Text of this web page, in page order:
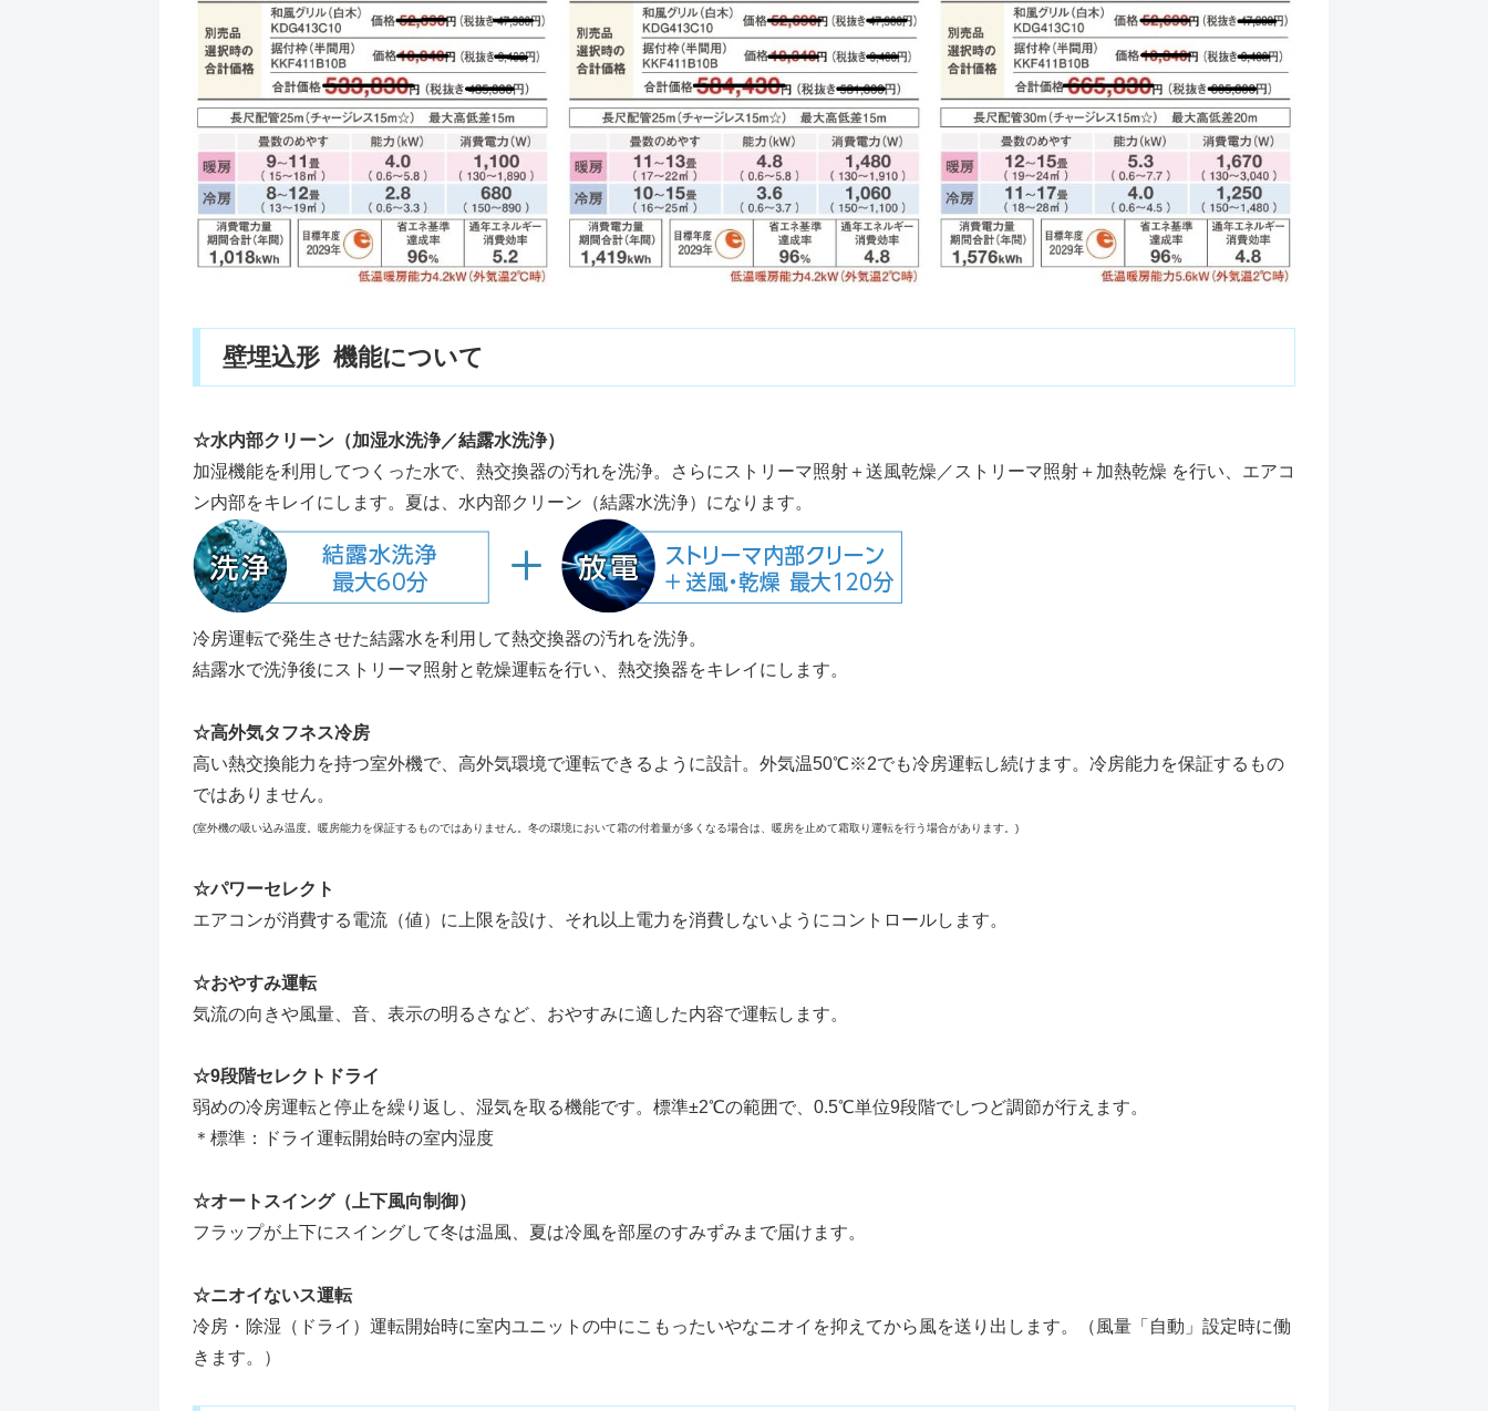
壁埋込形 機能について
☆水内部クリーン（加湿水洗浄／結露水洗浄）
加湿機能を利用してつくった水で、熱交換器の汚れを洗浄。さらにストリーマ照射＋送風乾燥／ストリーマ照射＋加熱乾燥 を行い、エアコ
ン内部をキレイにします。夏は、水内部クリーン（結露水洗浄）になります。
冷房運転で発生させた結露水を利用して熱交換器の汚れを洗浄。
結露水で洗浄後にストリーマ照射と乾燥運転を行い、熱交換器をキレイにします。
☆高外気タフネス冷房
高い熱交換能力を持つ室外機で、高外気環境で運転できるように設計。外気温50℃※2でも冷房運転し続けます。冷房能力を保証するもの
ではありません。
(室外機の吸い込み温度。暖房能力を保証するものではありません。冬の環境において霜の付着量が多くなる場合は、暖房を止めて霜取り運転を行う場合があります。)
☆パワーセレクト
エアコンが消費する電流（値）に上限を設け、それ以上電力を消費しないようにコントロールします。
☆おやすみ運転
気流の向きや風量、音、表示の明るさなど、おやすみに適した内容で運転します。
☆9段階セレクトドライ
弱めの冷房運転と停止を繰り返し、湿気を取る機能です。標準±2℃の範囲で、0.5℃単位9段階でしつど調節が行えます。
＊標準：ドライ運転開始時の室内湿度
☆オートスイング（上下風向制御）
フラップが上下にスイングして冬は温風、夏は冷風を部屋のすみずみまで届けます。
☆ニオイないス運転
冷房・除湿（ドライ）運転開始時に室内ユニットの中にこもったいやなニオイを抑えてから風を送り出します。（風量「自動」設定時に働
きます。）